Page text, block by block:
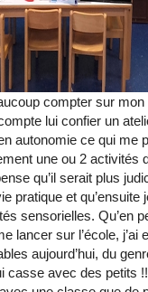
compter sur
lui confier un
autonomie ce qui me
une ou 2 activités
qu’il serait plus
pratique et qu’ensuite
sensorielles. Qu’en
lancer sur l’école, j’ai
aujourd’hui, du
casse avec des petits